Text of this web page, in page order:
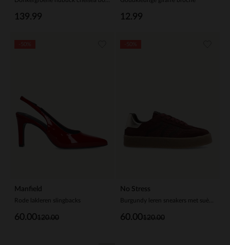
139.99 12.99
Manfield
Rode lakleren slingbacks
120.00
60.00
No Stress
120.00
60.00